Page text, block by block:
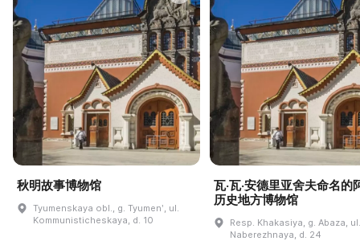
秋明故事博物馆
Tyumenskaya obl., g. Tyumenʹ, ul.
Kommunisticheskaya, d. 10
瓦·瓦·安德里亚舍夫命名的
历史地方博物馆
Resp. Khakasiya, g. Abaza, ul.
Naberezhnaya, d. 24